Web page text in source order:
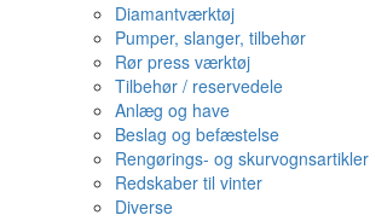
Diamantværktøj
Pumper, slanger, tilbehør
Rør press værktøj
Tilbehør / reservedele
Anlæg og have
Beslag og befæstelse
Rengørings- og skurvognsartikler
Redskaber til vinter
Diverse